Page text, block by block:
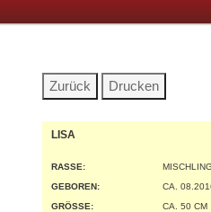
LISA
RASSE:
MISCHLING
GEBOREN:
CA.
GRÖSSE:
CA. 50 CM